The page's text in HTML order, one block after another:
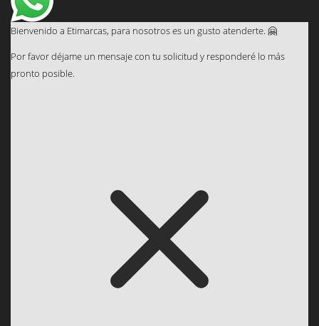
Bienvenido a Etimarcas, para nosotros es un gusto atenderte. 🤗
Por favor déjame un mensaje con tu solicitud y responderé lo más
pronto posible.